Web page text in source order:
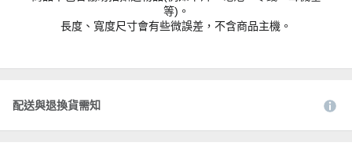
等)。
長度、寬度尺寸會有些微誤差，不含商品主機。
配送與退換貨需知